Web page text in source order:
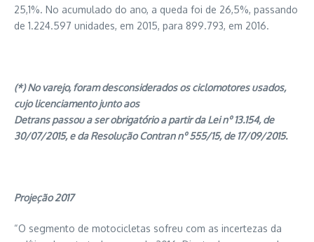
25,1%. No acumulado do ano, a queda foi de 26,5%, passando
de 1.224.597 unidades, em 2015, para 899.793, em 2016.
(*) No varejo, foram desconsiderados os ciclomotores usados,
cujo licenciamento junto aos
Detrans passou a ser obrigatório a partir da Lei nº 13.154, de
30/07/2015, e da Resolução Contran nº 555/15, de 17/09/2015.
Projeção 2017
“O segmento de motocicletas sofreu com as incertezas da